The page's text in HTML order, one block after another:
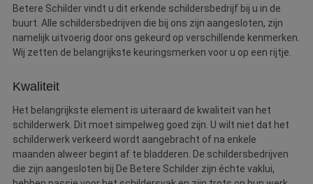
Betere Schilder vindt u dit erkende schildersbedrijf bij u in de
buurt. Alle schildersbedrijven die bij ons zijn aangesloten, zijn
namelijk uitvoerig door ons gekeurd op verschillende kenmerken.
Wij zetten de belangrijkste keuringsmerken voor u op een rijtje.
Kwaliteit
Het belangrijkste element is uiteraard de kwaliteit van het
schilderwerk. Dit moet simpelweg goed zijn. U wilt niet dat het
schilderwerk verkeerd wordt aangebracht of na enkele
maanden alweer begint af te bladderen. De schildersbedrijven
die zijn aangesloten bij De Betere Schilder zijn échte vaklui,